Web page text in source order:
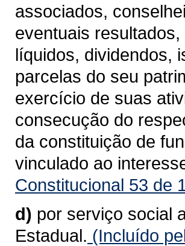
associados,
eventuais
líquidos, dividendos,
parcelas do seu
exercício de suas
consecução do
da constituição de
vinculado ao
Constitucional 53 de
d) por serviço social
Estadual. (Incluído